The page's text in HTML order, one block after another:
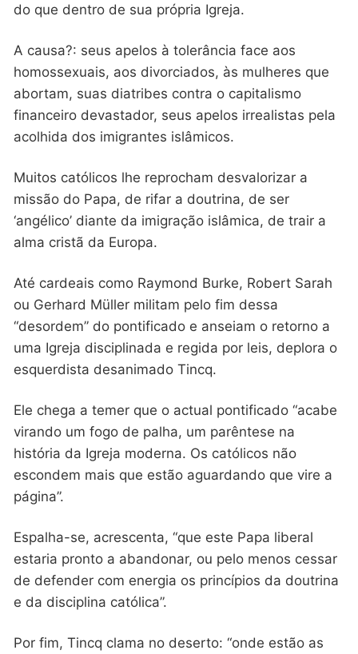
do que dentro de sua própria Igreja.
A causa?: seus apelos à tolerância face aos
homossexuais, aos divorciados, às mulheres que
abortam, suas diatribes contra o capitalismo
financeiro devastador, seus apelos irrealistas pela
acolhida dos imigrantes islâmicos.
Muitos católicos lhe reprocham desvalorizar a
missão do Papa, de rifar a doutrina, de ser
‘angélico’ diante da imigração islâmica, de trair a
alma cristã da Europa.
Até cardeais como Raymond Burke, Robert Sarah
ou Gerhard Müller militam pelo fim dessa
“desordem” do pontificado e anseiam o retorno a
uma Igreja disciplinada e regida por leis, deplora o
esquerdista desanimado Tincq.
Ele chega a temer que o actual pontificado “acabe
virando um fogo de palha, um parêntese na
história da Igreja moderna. Os católicos não
escondem mais que estão aguardando que vire a
página”.
Espalha-se, acrescenta, “que este Papa liberal
estaria pronto a abandonar, ou pelo menos cessar
de defender com energia os princípios da doutrina
e da disciplina católica”.
Por fim, Tincq clama no deserto: “onde estão as